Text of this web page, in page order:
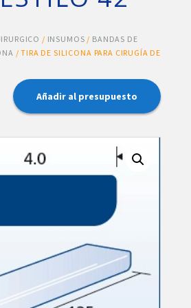
/ INSUMOS / BANDAS DE
/ TIRA DE SILICONA PARA CIRUGÍA DE
Añadir al presupuesto